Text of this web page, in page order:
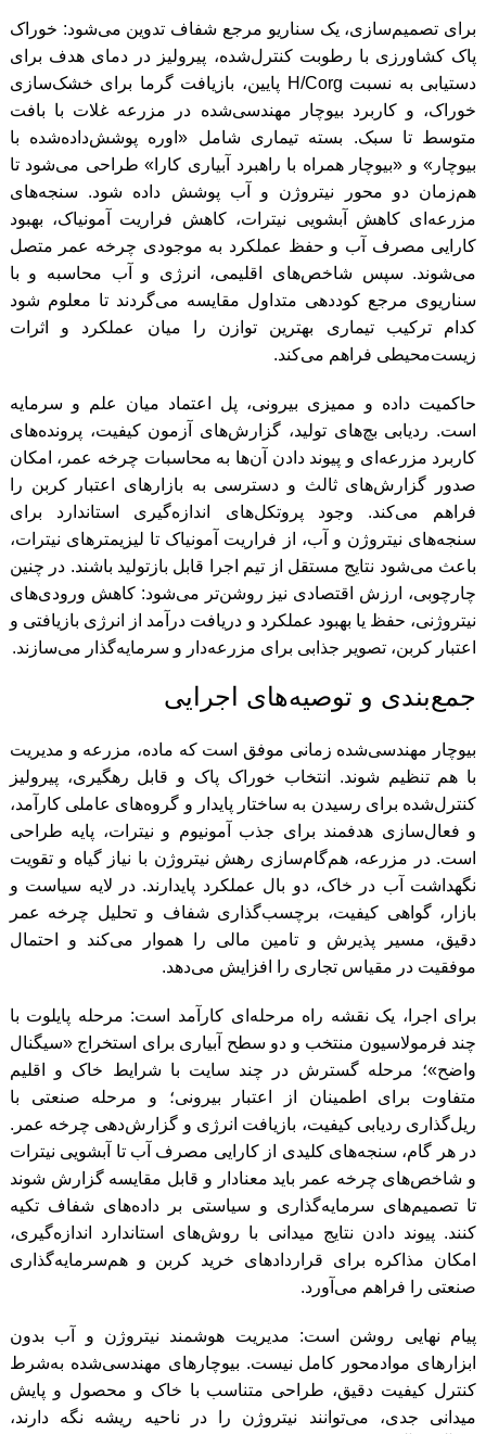
برای تصمیم‌سازی، یک سناریو مرجع شفاف تدوین می‌شود: خوراک
پاک کشاورزی با رطوبت کنترل‌شده، پیرولیز در دمای هدف برای
دستیابی به نسبت H/Corg پایین، بازیافت گرما برای خشک‌سازی
خوراک، و کاربرد بیوچار مهندسی‌شده در مزرعه غلات با بافت
متوسط تا سبک. بسته تیماری شامل «اوره پوشش‌داده‌شده با
بیوچار» و «بیوچار همراه با راهبرد آبیاری کارا» طراحی می‌شود تا
هم‌زمان دو محور نیتروژن و آب پوشش داده شود. سنجه‌های
مزرعه‌ای کاهش آبشویی نیترات، کاهش فراریت آمونیاک، بهبود
کارایی مصرف آب و حفظ عملکرد به موجودی چرخه عمر متصل
می‌شوند. سپس شاخص‌های اقلیمی، انرژی و آب محاسبه و با
سناریوی مرجع کوددهی متداول مقایسه می‌گردند تا معلوم شود
کدام ترکیب تیماری بهترین توازن را میان عملکرد و اثرات
زیست‌محیطی فراهم می‌کند.
حاکمیت داده و ممیزی بیرونی، پل اعتماد میان علم و سرمایه
است. ردیابی بچ‌های تولید، گزارش‌های آزمون کیفیت، پرونده‌های
کاربرد مزرعه‌ای و پیوند دادن آن‌ها به محاسبات چرخه عمر، امکان
صدور گزارش‌های ثالث و دسترسی به بازارهای اعتبار کربن را
فراهم می‌کند. وجود پروتکل‌های اندازه‌گیری استاندارد برای
سنجه‌های نیتروژن و آب، از فراریت آمونیاک تا لیزیمترهای نیترات،
باعث می‌شود نتایج مستقل از تیم اجرا قابل بازتولید باشند. در چنین
چارچوبی، ارزش اقتصادی نیز روشن‌تر می‌شود: کاهش ورودی‌های
نیتروژنی، حفظ یا بهبود عملکرد و دریافت درآمد از انرژی بازیافتی و
اعتبار کربن، تصویر جذابی برای مزرعه‌دار و سرمایه‌گذار می‌سازند.
جمع‌بندی و توصیه‌های اجرایی
بیوچار مهندسی‌شده زمانی موفق است که ماده، مزرعه و مدیریت
با هم تنظیم شوند. انتخاب خوراک پاک و قابل رهگیری، پیرولیز
کنترل‌شده برای رسیدن به ساختار پایدار و گروه‌های عاملی کارآمد،
و فعال‌سازی هدفمند برای جذب آمونیوم و نیترات، پایه طراحی
است. در مزرعه، هم‌گام‌سازی رهش نیتروژن با نیاز گیاه و تقویت
نگهداشت آب در خاک، دو بال عملکرد پایدارند. در لایه سیاست و
بازار، گواهی کیفیت، برچسب‌گذاری شفاف و تحلیل چرخه عمر
دقیق، مسیر پذیرش و تامین مالی را هموار می‌کند و احتمال
موفقیت در مقیاس تجاری را افزایش می‌دهد.
برای اجرا، یک نقشه راه مرحله‌ای کارآمد است: مرحله پایلوت با
چند فرمولاسیون منتخب و دو سطح آبیاری برای استخراج «سیگنال
واضح»؛ مرحله گسترش در چند سایت با شرایط خاک و اقلیم
متفاوت برای اطمینان از اعتبار بیرونی؛ و مرحله صنعتی با
ریل‌گذاری ردیابی کیفیت، بازیافت انرژی و گزارش‌دهی چرخه عمر.
در هر گام، سنجه‌های کلیدی از کارایی مصرف آب تا آبشویی نیترات
و شاخص‌های چرخه عمر باید معنادار و قابل مقایسه گزارش شوند
تا تصمیم‌های سرمایه‌گذاری و سیاستی بر داده‌های شفاف تکیه
کنند. پیوند دادن نتایج میدانی با روش‌های استاندارد اندازه‌گیری،
امکان مذاکره برای قراردادهای خرید کربن و هم‌سرمایه‌گذاری
صنعتی را فراهم می‌آورد.
پیام نهایی روشن است: مدیریت هوشمند نیتروژن و آب بدون
ابزارهای موادمحور کامل نیست. بیوچارهای مهندسی‌شده به‌شرط
کنترل کیفیت دقیق، طراحی متناسب با خاک و محصول و پایش
میدانی جدی، می‌توانند نیتروژن را در ناحیه ریشه نگه دارند،